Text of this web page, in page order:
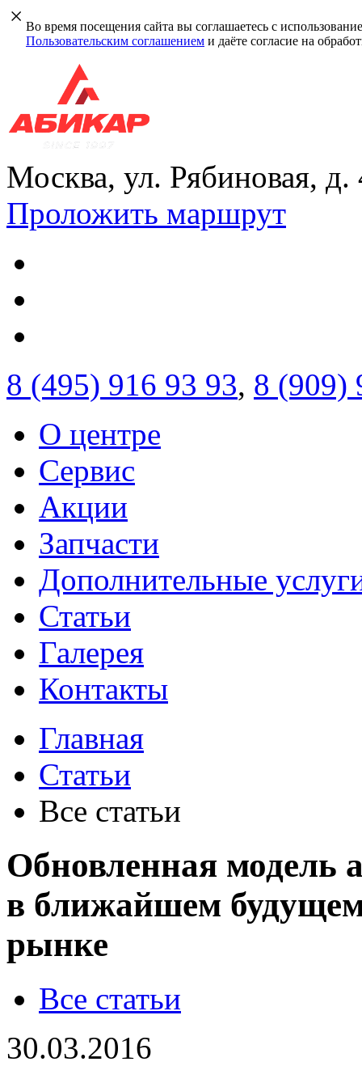
Во время посещения сайта вы соглашаетесь с
Пользовательским соглашением и даёте согласие на
Москва, ул. Рябиновая, д.
Проложить маршрут
8 (495) 916 93 93, 8 (909)
О центре
Сервис
Акции
Запчасти
Дополнительные
Статьи
Галерея
Контакты
Главная
Статьи
Все статьи
Обновленная модель
в ближайшем
рынке
Все статьи
30.03.2016